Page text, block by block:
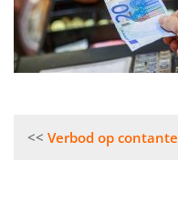
Bericht
Verbod op